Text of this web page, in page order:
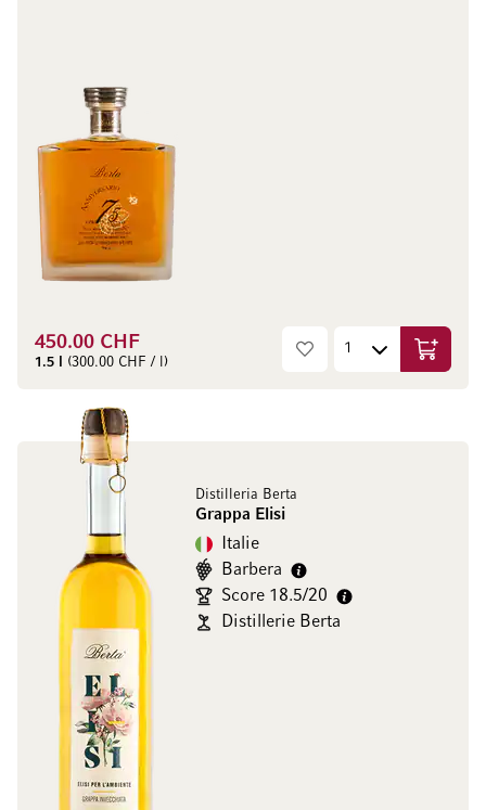
450.00 CHF
1.5 l (300.00 CHF / l) Ajouter
Distilleria Berta
Grappa Elisi
Italie
Barbera
Score 18.5/20
Distillerie Berta